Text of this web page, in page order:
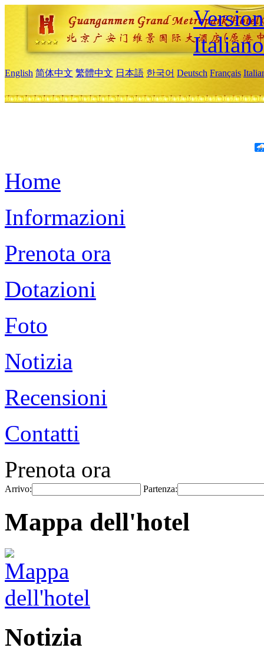
Italiano
English 简体中文 繁體中文 日本語 한국어 Deutsch Français
Home
Informazioni
Prenota ora
Dotazioni
Foto
Notizia
Recensioni
Contatti
Prenota ora
Arrivo: Partenza:
Mappa dell'hotel
Notizia